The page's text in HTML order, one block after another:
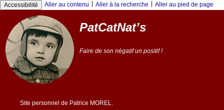
Panneau de gestion des cookies
Accessibilité Aller au contenu Aller à la recherche Aller au pied de page
PatCatNat’s
Faire de son négatif un positif !
Site personnel de Patrice MOREL.